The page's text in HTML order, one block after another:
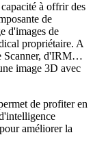
à offrir des
de
d'images de
propriétaire. A
Scanner, d'IRM…
image 3D avec
de profiter en
améliorer la